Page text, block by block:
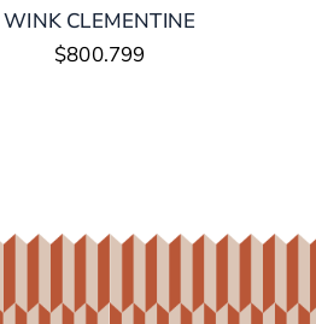
WINK CLEMENTINE
$800.799